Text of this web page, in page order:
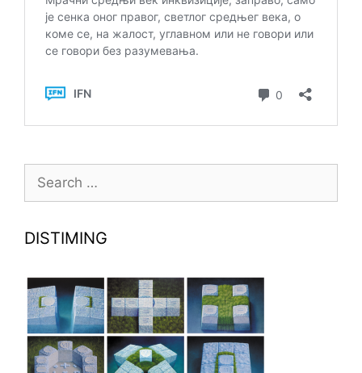
Search
for:
DISTIMING